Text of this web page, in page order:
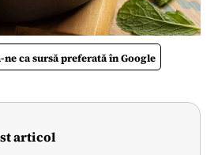
ne ca sursă preferată în Google
articol